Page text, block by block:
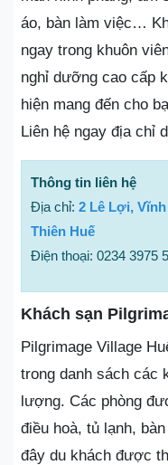
áo, bàn làm việc…
ngay trong khuôn
nghỉ dưỡng cao cấp
hiện mang đến cho
Liên hệ ngay địa chỉ
Thông tin liên hệ
Địa chỉ: 2 Lê Lợi,
Thiên Huế
Điện thoại: 0234 3975
Khách sạn
Pilgrimage Village
trong danh sách các
lượng. Các phòng
điều hoà, tủ lạnh,
đây du khách được